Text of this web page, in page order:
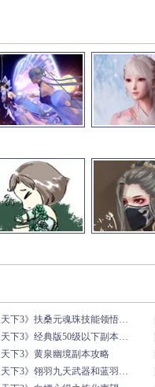
下3》扶桑元魂珠技能领悟…
下3》经典版50级以下副本…
下3》黄泉幽境副本攻略
下3》翎羽九天武器和蓝羽…